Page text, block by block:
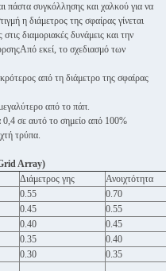
πάστα συγκόλλησης και χαλκού για να
η διάμετρος της σφαίρας γίνεται
διαμοριακές δυνάμεις και την
εκεί, το σχεδιασμό των
από τη διάμετρο της σφαίρας
από το πάπ.
σε αυτό το σημείο από 100%
τρύπα.
Array)
Διάμετρος γης
Ανοιχτότητα
0.55
0.70
0.45
0.55
0.40
0.45
0.35
0.40
0.30
0.35